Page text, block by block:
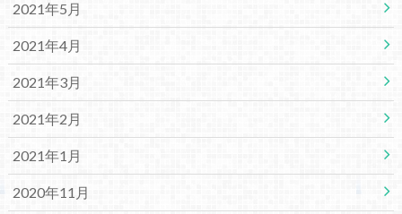
2021年5月
2021年4月
2021年3月
2021年2月
2021年1月
2020年11月